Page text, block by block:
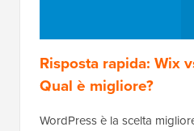
Risposta rapida: Wix
Qual è migliore?
WordPress è la scelta